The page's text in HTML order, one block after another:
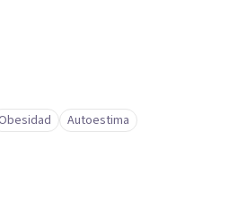
Autoestima